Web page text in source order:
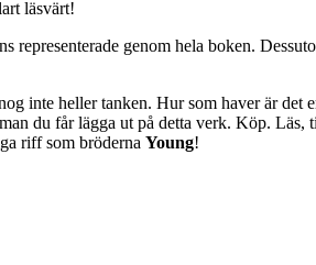
läsvärt!
representerade genom hela boken.
inte heller tanken. Hur som haver är
du får lägga ut på detta verk. Köp. Läs,
riff som bröderna Young!